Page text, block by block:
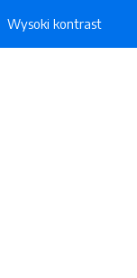
Wysoki kontrast